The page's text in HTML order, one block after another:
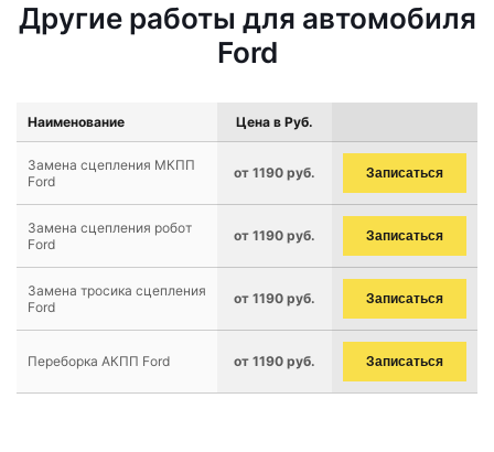
Другие работы для автомобиля
Ford
Наименование Цена в Руб.
Замена сцепления МКПП
Ford
от 1190 руб. Записаться
Замена сцепления робот
Ford
от 1190 руб. Записаться
Замена тросика сцепления
Ford
от 1190 руб. Записаться
Переборка АКПП Ford от 1190 руб. Записаться